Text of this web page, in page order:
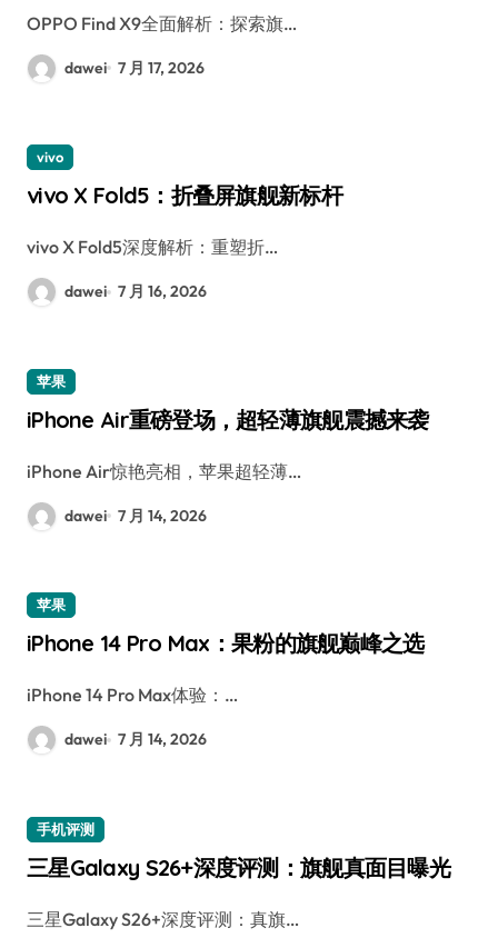
OPPO Find X9全面解析：探索旗…
dawei 7 月 17, 2026
vivo
vivo X Fold5：折叠屏旗舰新标杆
vivo X Fold5深度解析：重塑折…
dawei 7 月 16, 2026
苹果
iPhone Air重磅登场，超轻薄旗舰震撼来袭
iPhone Air惊艳亮相，苹果超轻薄…
dawei 7 月 14, 2026
苹果
iPhone 14 Pro Max：果粉的旗舰巅峰之选
iPhone 14 Pro Max体验：…
dawei 7 月 14, 2026
手机评测
三星Galaxy S26+深度评测：旗舰真面目曝光
三星Galaxy S26+深度评测：真旗…